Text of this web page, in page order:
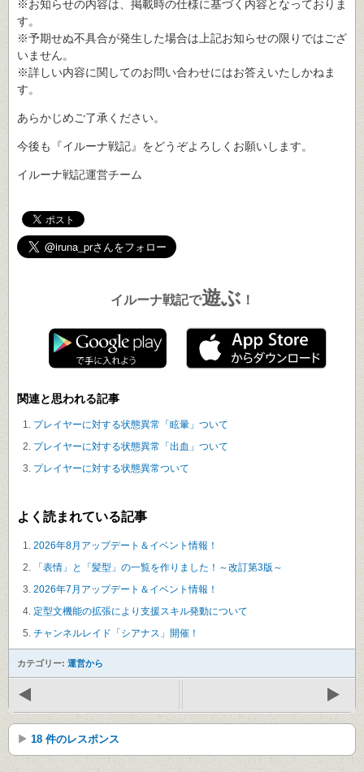
※お知らせの内容は、掲載時の仕様に基づく内容となっておりま
す。
※予期せぬ不具合が発生した場合は上記お知らせの限りではござ
いません。
※詳しい内容に関してのお問い合わせにはお答えいたしかねま
す。
あらかじめご了承ください。
今後も『イルーナ戦記』をどうぞよろしくお願いします。
イルーナ戦記運営チーム
イルーナ戦記で遊ぶ ！
関連と思われる記事
プレイヤーに対する状態異常「眩暈」ついて
プレイヤーに対する状態異常「出血」ついて
プレイヤーに対する状態異常ついて
よく読まれている記事
2026年8月アップデート＆イベント情報！
「表情」と「髪型」の一覧を作りました！～改訂第3版～
2026年7月アップデート＆イベント情報！
定型文機能の拡張により支援スキル発動について
チャンネルレイド「シアナス」開催！
カテゴリー: 運営から
18 件のレスポンス